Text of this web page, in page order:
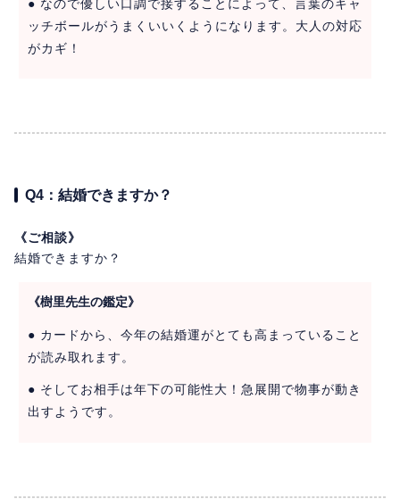
● なので優しい口調で接することによって、言葉のキャ
ッチボールがうまくいいくようになります。大人の対応
がカギ！
Q4：結婚できますか？
《ご相談》
結婚できますか？
《樹里先生の鑑定》
● カードから、今年の結婚運がとても高まっていること
が読み取れます。
● そしてお相手は年下の可能性大！急展開で物事が動き
出すようです。